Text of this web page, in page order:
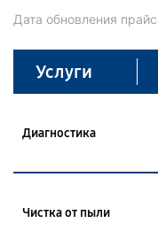
Дата обновления
Услуги
Диагностика
Чистка от пыли